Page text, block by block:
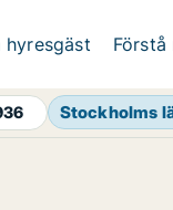
hyresgäst Förstå
Stockholms